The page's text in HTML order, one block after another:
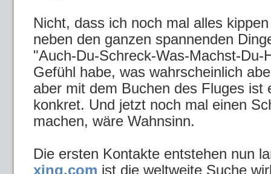
Nicht, dass ich noch mal alles
neben den ganzen spannenden
"Auch-Du-Schreck-Was-Machst-Du-
Gefühl habe, was wahrscheinlich
aber mit dem Buchen des Fluges ist
konkret. Und jetzt noch mal einen
machen, wäre Wahnsinn.
Die ersten Kontakte entstehen nun
xing.com ist die weltweite Suche